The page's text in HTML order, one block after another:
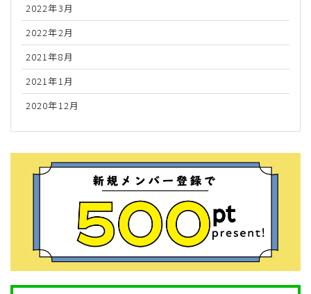
2022年3月
2022年2月
2021年8月
2021年1月
2020年12月